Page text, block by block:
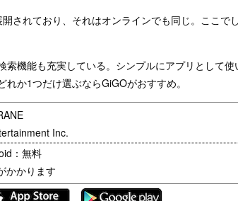
されており、それはオンラインでも同じ。ここで
機能も充実している。シンプルにアプリとして使
か1つだけ選ぶならGiGOがおすすめ。
Inc.
：無料
かかります